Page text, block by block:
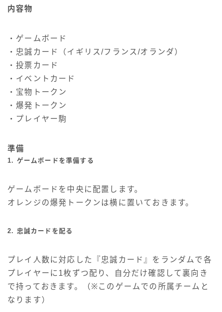
内容物
・ゲームボード
・忠誠カード（イギリス/フランス/オランダ）
・投票カード
・イベントカード
・宝物トークン
・爆発トークン
・プレイヤー駒
準備
1. ゲームボードを準備する
ゲームボードを中央に配置します。
オレンジの爆発トークンは横に置いておきます。
2. 忠誠カードを配る
プレイ人数に対応した『忠誠カード』をランダムで各
プレイヤーに1枚ずつ配り、自分だけ確認して裏向き
で持っておきます。（※このゲームでの所属チームと
なります）